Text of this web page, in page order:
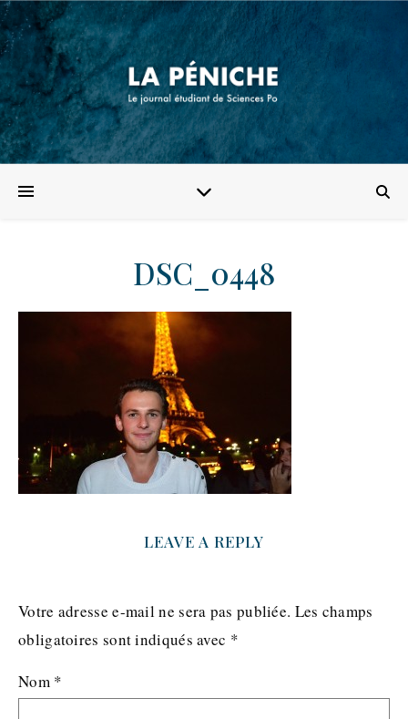
DSC_0448
LEAVE A REPLY
Votre adresse e-mail ne sera pas publiée. Les champs
obligatoires sont indiqués avec *
Nom *